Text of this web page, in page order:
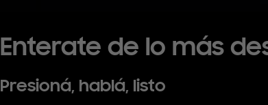
Enterate de lo más
Presioná, hablá, listo